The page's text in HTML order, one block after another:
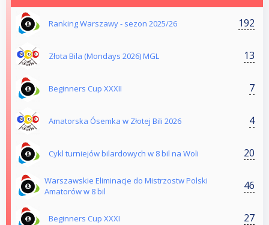
Ranking Warszawy - sezon 2025/26 192
Złota Bila (Mondays 2026) MGL 13
Beginners Cup XXXII 7
Amatorska Ósemka w Złotej Bili 2026 4
Cykl turniejów bilardowych w 8 bil na Woli 20
Warszawskie Eliminacje do Mistrzostw Polski
Amatorów w 8 bil
46
Beginners Cup XXXI 27